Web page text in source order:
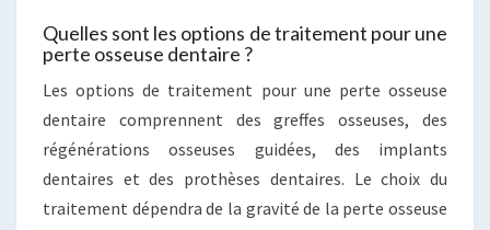
Quelles sont les options de traitement pour une
perte osseuse dentaire ?
Les options de traitement pour une perte osseuse
dentaire comprennent des greffes osseuses, des
régénérations osseuses guidées, des implants
dentaires et des prothèses dentaires. Le choix du
traitement dépendra de la gravité de la perte osseuse